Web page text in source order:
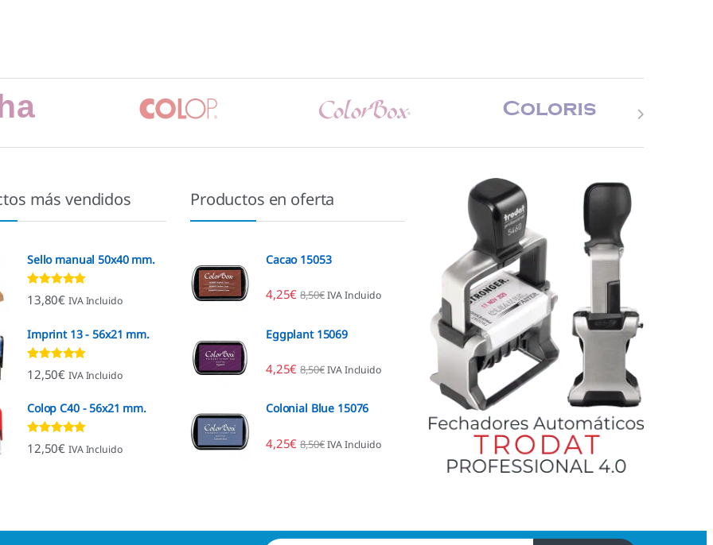
más vendidos
Sello manual 50x40 mm.
Valorado con
4.80de 5
13,80€ IVA Incluido
Imprint 13 - 56x21 mm.
Valorado con
4.96de 5
12,50€ IVA Incluido
Colop C40 - 56x21 mm.
Valorado con
4.89de 5
12,50€ IVA Incluido
Productos en oferta
Cacao 15053
4,25€ 8,50€ IVA Incluido
Eggplant 15069
4,25€ 8,50€ IVA Incluido
Colonial Blue 15076
4,25€ 8,50€ IVA Incluido